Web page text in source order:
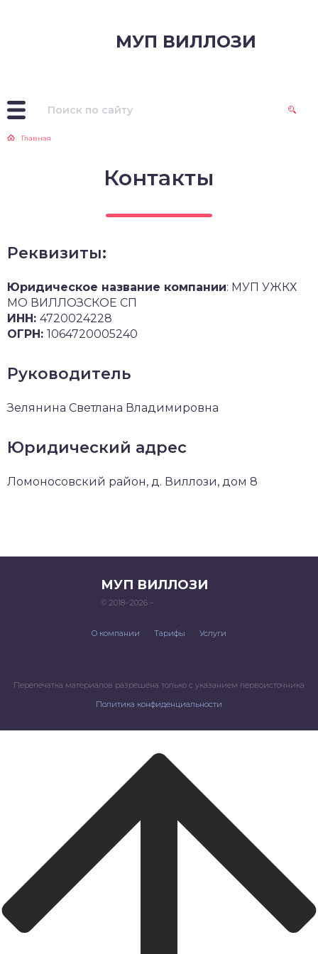
МУП ВИЛЛОЗИ
Главная
Контакты
Реквизиты:
Юридическое название компании: МУП УЖКХ
МО ВИЛЛОЗСКОЕ СП
ИНН: 4720024228
ОГРН: 1064720005240
Руководитель
Зелянина Светлана Владимировна
Юридический адрес
Ломоносовский район, д. Виллози, дом 8
МУП ВИЛЛОЗИ
© 2018–2026 –
О компании Тарифы Услуги
Перепечатка материалов разрешена только с указанием первоисточника
Политика конфиденциальности